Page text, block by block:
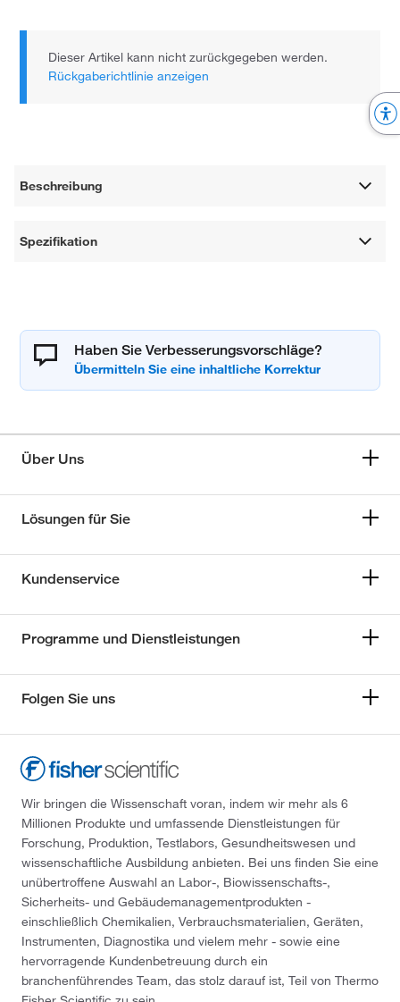
Dieser Artikel kann nicht zurückgegeben werden.
Rückgaberichtlinie anzeigen
Beschreibung
Spezifikation
Haben Sie Verbesserungsvorschläge?
Über Uns
Lösungen für Sie
Kundenservice
Programme und Dienstleistungen
Folgen Sie uns
Wir bringen die Wissenschaft voran, indem wir mehr als 6
Millionen Produkte und umfassende Dienstleistungen für
Forschung, Produktion, Testlabors, Gesundheitswesen und
wissenschaftliche Ausbildung anbieten. Bei uns finden Sie eine
unübertroffene Auswahl an Labor-, Biowissenschafts-,
Sicherheits- und Gebäudemanagementprodukten -
einschließlich Chemikalien, Verbrauchsmaterialien, Geräten,
Instrumenten, Diagnostika und vielem mehr - sowie eine
hervorragende Kundenbetreuung durch ein
branchenführendes Team, das stolz darauf ist, Teil von Thermo